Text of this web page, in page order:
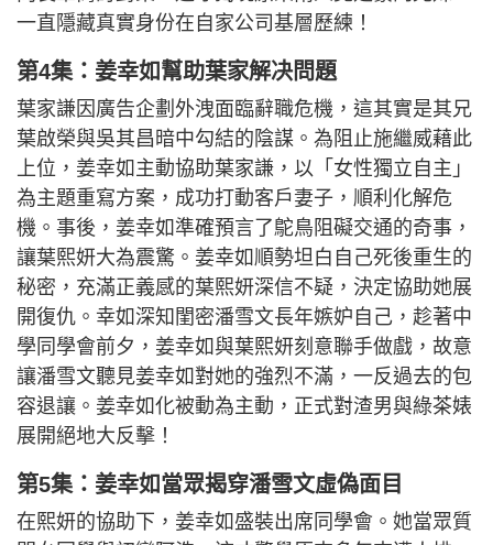
一直隱藏真實身份在自家公司基層歷練！
第4集：姜幸如幫助葉家解决問題
葉家謙因廣告企劃外洩面臨辭職危機，這其實是其兄
葉啟榮與吳其昌暗中勾結的陰謀。為阻止施繼威藉此
上位，姜幸如主動協助葉家謙，以「女性獨立自主」
為主題重寫方案，成功打動客戶妻子，順利化解危
機。事後，姜幸如準確預言了鴕鳥阻礙交通的奇事，
讓葉熙妍大為震驚。姜幸如順勢坦白自己死後重生的
秘密，充滿正義感的葉熙妍深信不疑，決定協助她展
開復仇。幸如深知閨密潘雪文長年嫉妒自己，趁著中
學同學會前夕，姜幸如與葉熙妍刻意聯手做戲，故意
讓潘雪文聽見姜幸如對她的強烈不滿，一反過去的包
容退讓。姜幸如化被動為主動，正式對渣男與綠茶婊
展開絕地大反擊！
第5集：姜幸如當眾揭穿潘雪文虛偽面目
在熙妍的協助下，姜幸如盛裝出席同學會。她當眾質